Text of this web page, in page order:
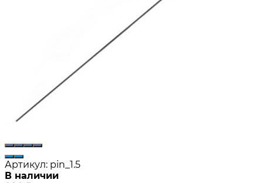
Артикул: pin_1.5
В наличии